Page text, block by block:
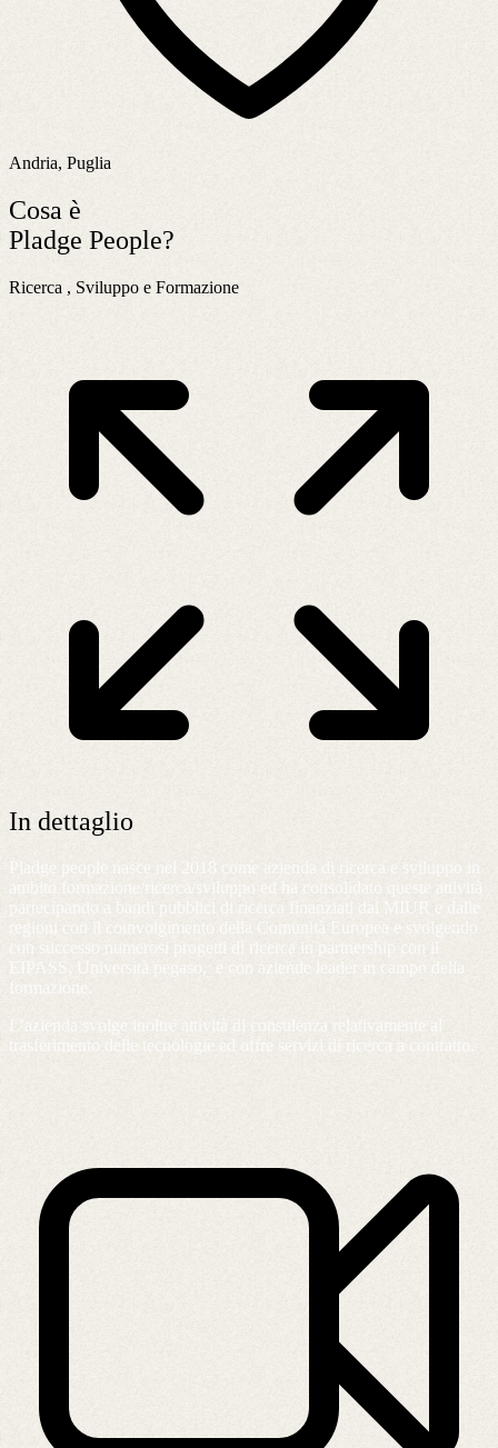
Andria, Puglia
Cosa è
Pladge People?
Ricerca , Sviluppo e Formazione
In dettaglio
Pladge people nasce nel 2018 come azienda di ricerca e sviluppo in
ambito formazione/ricerca/sviluppo ed ha consolidato queste attività
partecipando a bandi pubblici di ricerca finanziati dal MIUR e dalle
regioni con il coinvolgimento della Comunità Europea e svolgendo
con successo numerosi progetti di ricerca in partnership con il
EIPASS, Università pegaso, e con aziende leader in campo della
formazione.
L’azienda svolge inoltre attività di consulenza relativamente al
trasferimento delle tecnologie ed offre servizi di ricerca a contratto.